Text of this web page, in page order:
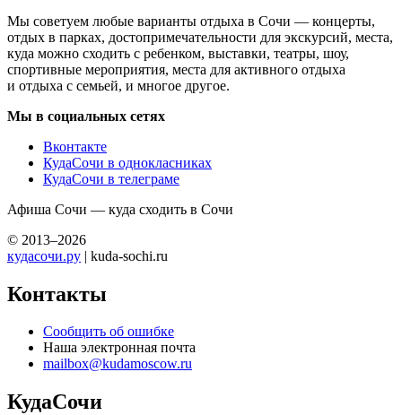
Мы советуем любые варианты отдыха в Сочи — концерты,
отдых в парках, достопримечательности для экскурсий, места,
куда можно сходить с ребенком, выставки, театры, шоу,
спортивные мероприятия, места для активного отдыха
и отдыха с семьей, и многое другое.
Мы в социальных сетях
Вконтакте
КудаСочи в однокласниках
КудаСочи в телеграме
Афиша Сочи — куда сходить в Сочи
© 2013–2026
кудасочи.ру | kuda-sochi.ru
Контакты
Сообщить об ошибке
Наша электронная почта
mailbox@kudamoscow.ru
КудаСочи